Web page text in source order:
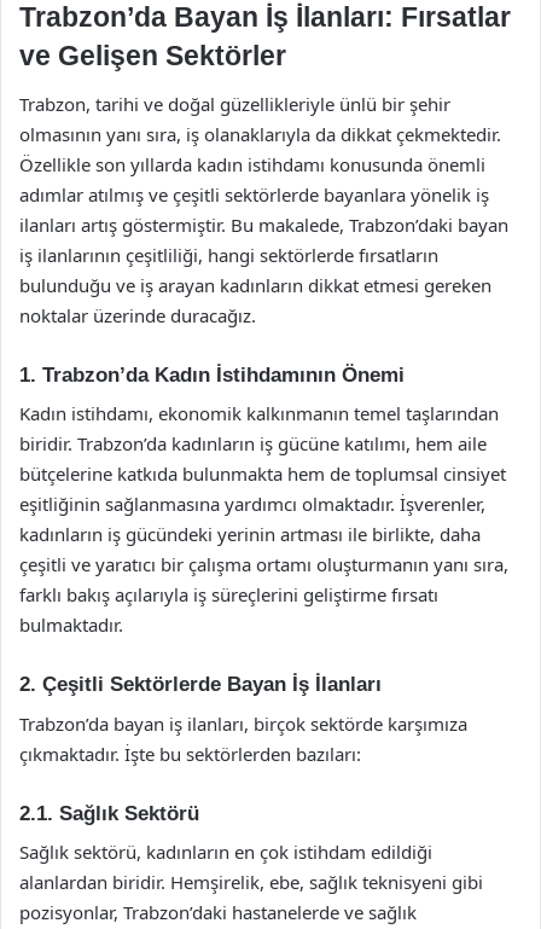
Trabzon’da Bayan İş İlanları: Fırsatlar
ve Gelişen Sektörler
Trabzon, tarihi ve doğal güzellikleriyle ünlü bir şehir
olmasının yanı sıra, iş olanaklarıyla da dikkat çekmektedir.
Özellikle son yıllarda kadın istihdamı konusunda önemli
adımlar atılmış ve çeşitli sektörlerde bayanlara yönelik iş
ilanları artış göstermiştir. Bu makalede, Trabzon’daki bayan
iş ilanlarının çeşitliliği, hangi sektörlerde fırsatların
bulunduğu ve iş arayan kadınların dikkat etmesi gereken
noktalar üzerinde duracağız.
1. Trabzon’da Kadın İstihdamının Önemi
Kadın istihdamı, ekonomik kalkınmanın temel taşlarından
biridir. Trabzon’da kadınların iş gücüne katılımı, hem aile
bütçelerine katkıda bulunmakta hem de toplumsal cinsiyet
eşitliğinin sağlanmasına yardımcı olmaktadır. İşverenler,
kadınların iş gücündeki yerinin artması ile birlikte, daha
çeşitli ve yaratıcı bir çalışma ortamı oluşturmanın yanı sıra,
farklı bakış açılarıyla iş süreçlerini geliştirme fırsatı
bulmaktadır.
2. Çeşitli Sektörlerde Bayan İş İlanları
Trabzon’da bayan iş ilanları, birçok sektörde karşımıza
çıkmaktadır. İşte bu sektörlerden bazıları:
2.1. Sağlık Sektörü
Sağlık sektörü, kadınların en çok istihdam edildiği
alanlardan biridir. Hemşirelik, ebe, sağlık teknisyeni gibi
pozisyonlar, Trabzon’daki hastanelerde ve sağlık